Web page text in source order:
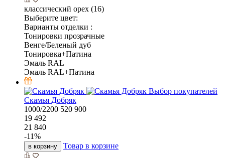
классический орех (16)
Выберите цвет:
Варианты отделки :
Тонировки прозрачные
Венге/Беленый дуб
Тонировка+Патина
Эмаль RAL
Эмаль RAL+Патина
Выбор покупателей
Скамья Добряк
1000/2200 520 900
19 492
21 840
-11%
в корзину Товар в корзине